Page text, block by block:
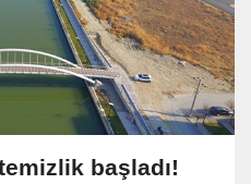
başladı!